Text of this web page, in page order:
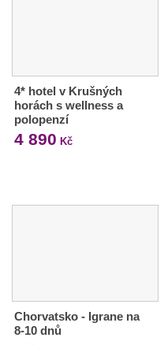
4* hotel v Krušných
horách s wellness a
polopenzí
4 890 Kč
Chorvatsko - Igrane na
8-10 dnů